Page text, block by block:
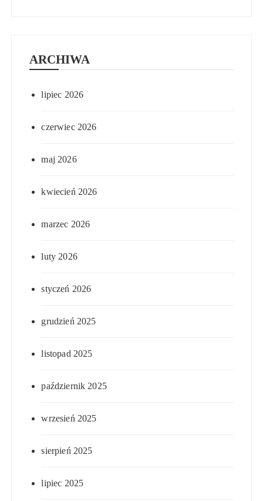
ARCHIWA
lipiec 2026
czerwiec 2026
maj 2026
kwiecień 2026
marzec 2026
luty 2026
styczeń 2026
grudzień 2025
listopad 2025
październik 2025
wrzesień 2025
sierpień 2025
lipiec 2025